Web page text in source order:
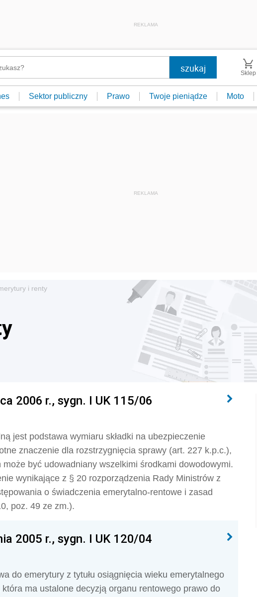
REKLAMA
Sklep
Sektor publiczny Prawo Twoje pieniądze Moto
i renty
2006 r., sygn. I UK 115/06
jest podstawa wymiaru składki na ubezpieczenie
znaczenie dla rozstrzygnięcia sprawy (art. 227 k.p.c.),
być udowadniany wszelkimi środkami dowodowymi.
wynikające z § 20 rozporządzenia Rady Ministrów z
o świadczenia emerytalno-rentowe i zasad
poz. 49 ze zm.).
2005 r., sygn. I UK 120/04
do emerytury z tytułu osiągnięcia wieku emerytalnego
ma ustalone decyzją organu rentowego prawo do